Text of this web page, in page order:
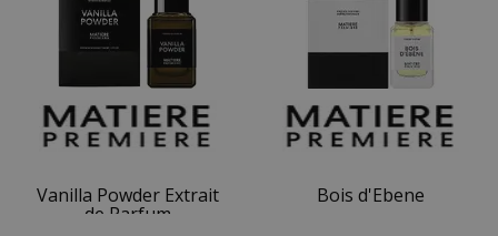
Vanilla Powder Extrait
de Parfum
Bois d'Ebene